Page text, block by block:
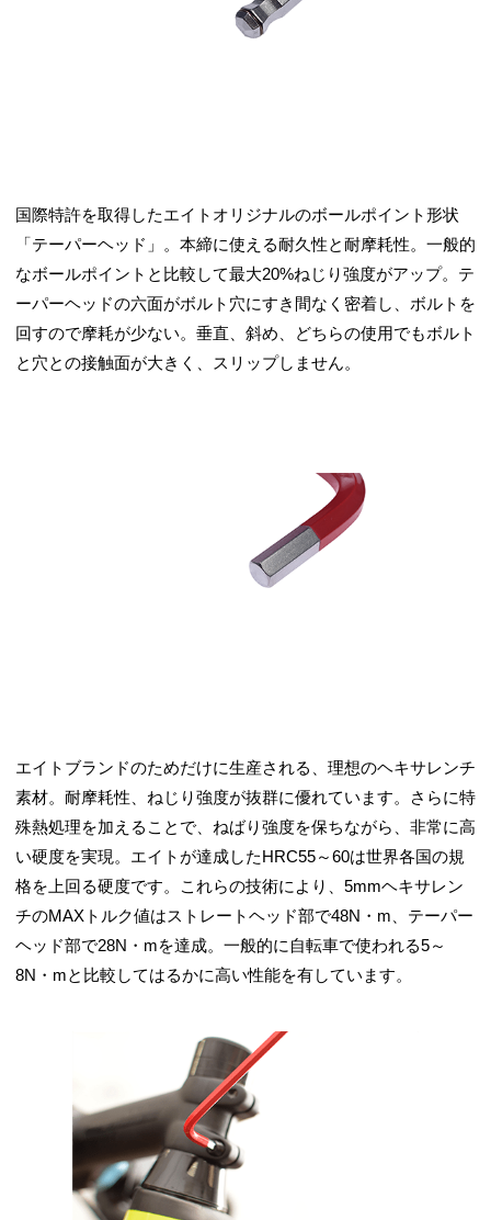
国際特許を取得したエイトオリジナルのボールポイント形状
「テーパーヘッド」。本締に使える耐久性と耐摩耗性。一般的
なボールポイントと比較して最大20%ねじり強度がアップ。テ
ーパーヘッドの六面がボルト穴にすき間なく密着し、ボルトを
回すので摩耗が少ない。垂直、斜め、どちらの使用でもボルト
と穴との接触面が大きく、スリップしません。
エイトブランドのためだけに生産される、理想のヘキサレンチ
素材。耐摩耗性、ねじり強度が抜群に優れています。さらに特
殊熱処理を加えることで、ねばり強度を保ちながら、非常に高
い硬度を実現。エイトが達成したHRC55～60は世界各国の規
格を上回る硬度です。これらの技術により、5mmヘキサレン
チのMAXトルク値はストレートヘッド部で48N・m、テーパー
ヘッド部で28N・mを達成。一般的に自転車で使われる5～
8N・mと比較してはるかに高い性能を有しています。